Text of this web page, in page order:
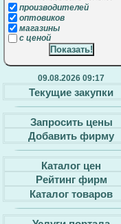
производителей
оптовиков
магазины
с ценой
09.08.2026 09:17
Текущие закупки
Запросить цены
Добавить фирму
Каталог цен
Рейтинг фирм
Каталог товаров